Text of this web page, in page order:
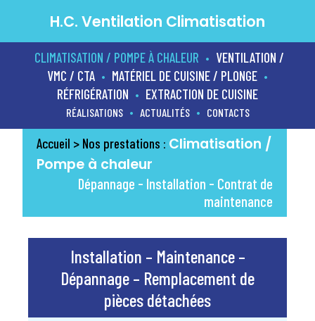
H.C. Ventilation Climatisation
CLIMATISATION / POMPE À CHALEUR • VENTILATION /
VMC / CTA • MATÉRIEL DE CUISINE / PLONGE •
RÉFRIGÉRATION • EXTRACTION DE CUISINE
RÉALISATIONS • ACTUALITÉS • CONTACTS
Accueil > Nos prestations : Climatisation /
Pompe à chaleur
Dépannage - Installation - Contrat de
maintenance
Installation – Maintenance –
Dépannage – Remplacement de
pièces détachées